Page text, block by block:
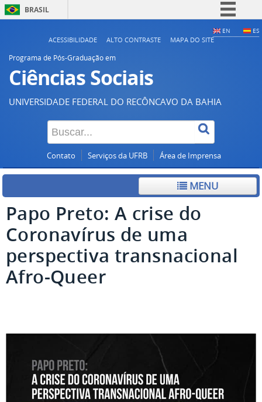
BRASIL
Acesso à informação
Legislação
Canais
EN ES
ACESSIBILIDADE ALTO CONTRASTE MAPA DO SITE
Programa de Pós-Graduação em
Ciências Sociais
UNIVERSIDADE FEDERAL DO RECÔNCAVO DA BAHIA
Contato Serviços da UFRB Área de Imprensa
MENU
Papo Preto: A crise do
Coronavírus de uma
perspectiva transnacional
Afro-Queer